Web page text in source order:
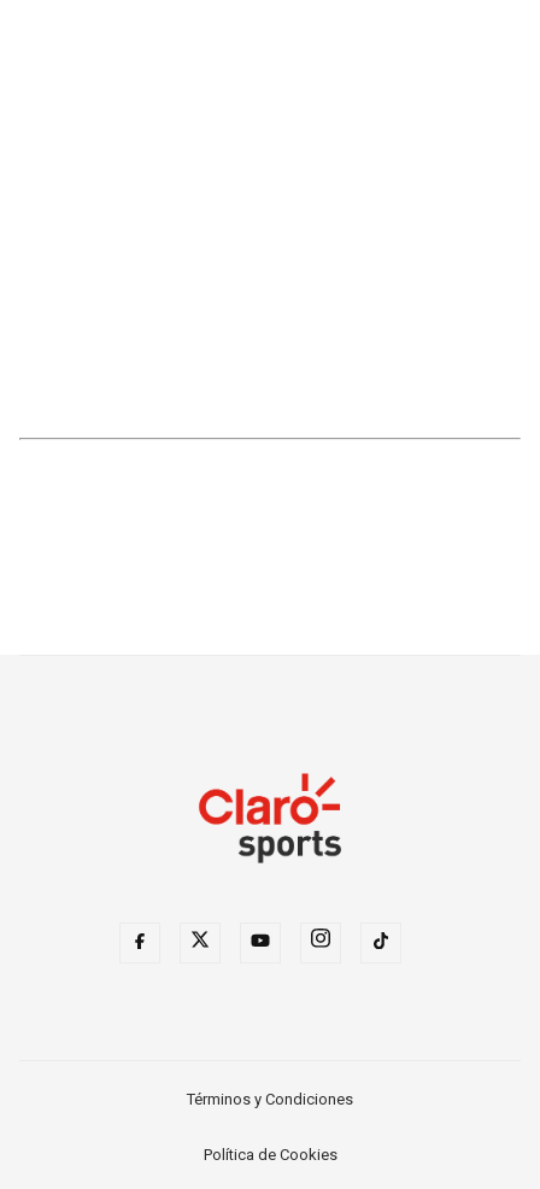
Términos y Condiciones
Política de Cookies